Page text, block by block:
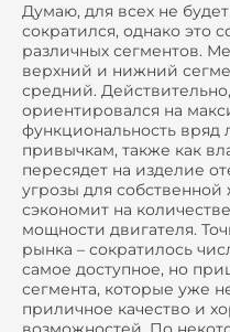
Думаю, для всех не
сократился, однако это
различных сегментов.
верхний и нижний
средний. Действительно,
ориентировался на
функциональность вряд
привычкам, также как
пересядет на изделие
угрозы для
сэкономит на
мощности двигателя.
рынка – сократилось
самое доступное, но
сегмента, которые уже
приличное качество и